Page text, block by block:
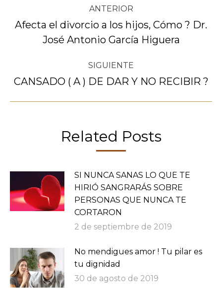
entre
publicaciones
ANTERIOR
Publicación
anterior:
Afecta el divorcio a los hijos, Cómo ? Dr.
José Antonio García Higuera
SIGUIENTE
Publicación
CANSADO ( A ) DE DAR Y NO RECIBIR ?
Related Posts
SI NUNCA SANAS LO QUE TE
HIRIÓ SANGRARÁS SOBRE
PERSONAS QUE NUNCA TE
CORTARON
2 de septiembre de 2019
No mendigues amor ! Tu pilar es
tu dignidad
30 de agosto de 2019